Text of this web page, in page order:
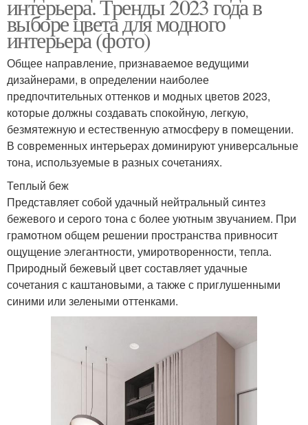
интерьера. Тренды 2023 года в
выборе цвета для модного
интерьера (фото)
Общее направление, признаваемое ведущими
дизайнерами, в определении наиболее
предпочтительных оттенков и модных цветов 2023,
которые должны создавать спокойную, легкую,
безмятежную и естественную атмосферу в помещении.
В современных интерьерах доминируют универсальные
тона, используемые в разных сочетаниях.
Теплый беж
Представляет собой удачный нейтральный синтез
бежевого и серого тона с более уютным звучанием. При
грамотном общем решении пространства привносит
ощущение элегантности, умиротворенности, тепла.
Природный бежевый цвет составляет удачные
сочетания с каштановыми, а также с приглушенными
синими или зелеными оттенками.